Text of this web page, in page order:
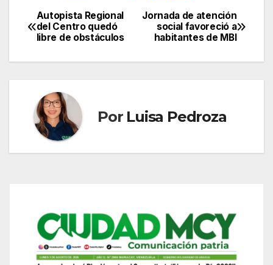
Navegación
de
Jornada de atención
social favoreció a
habitantes de MBI
Autopista Regional
del Centro quedó
libre de obstáculos
Por Luisa Pedroza